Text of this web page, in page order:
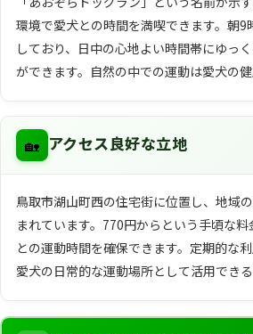
環境で愛犬との時間を満喫できます。朝9
しており、日中の心地よい時間帯にゆっ
ができます。自然の中での運動は愛犬の健
🏡 アクセス良好な立地
鳥取市湖山町西の住宅街に位置し、地域
まれています。770円からという手頃な
との運動時間を確保できます。定期的な
愛犬の日常的な運動場所として活用できる